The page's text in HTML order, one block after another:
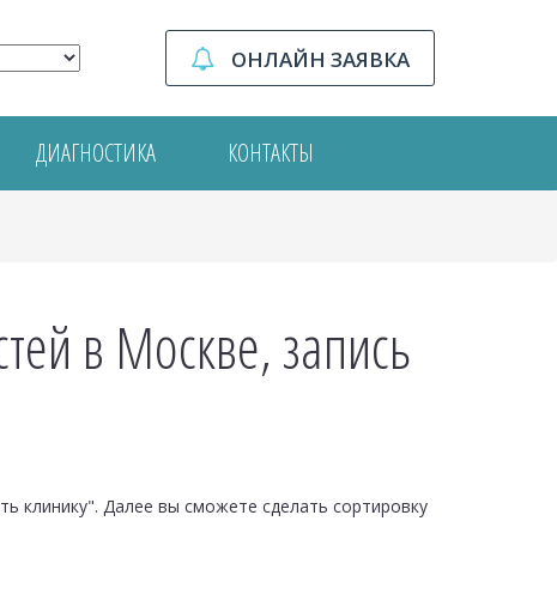
ОНЛАЙН ЗАЯВКА
ДИАГНОСТИКА КОНТАКТЫ
в Москве, запись
клинику". Далее вы сможете сделать сортировку